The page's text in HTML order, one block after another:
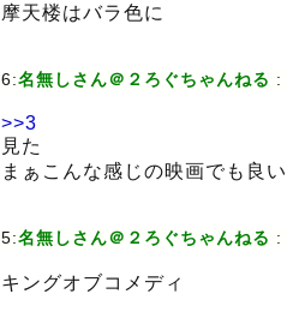
摩天楼はバラ色に
6:名無しさん＠２ろぐちゃんねる :
>>3
見た
まぁこんな感じの映画でも良い
5:名無しさん＠２ろぐちゃんねる :
キングオブコメディ